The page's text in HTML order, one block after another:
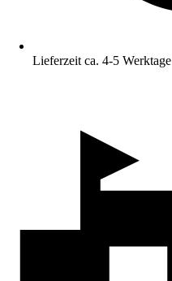
Lieferzeit ca. 4-5 Werktage